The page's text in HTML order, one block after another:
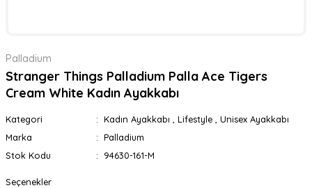
Palladium
Stranger Things Palladium Palla Ace Tigers
Cream White Kadın Ayakkabı
Kategori Kadın Ayakkabı Lifestyle
Unisex Ayakkabı
Marka
Palladium
Stok Kodu
94630-161-M
Seçenekler